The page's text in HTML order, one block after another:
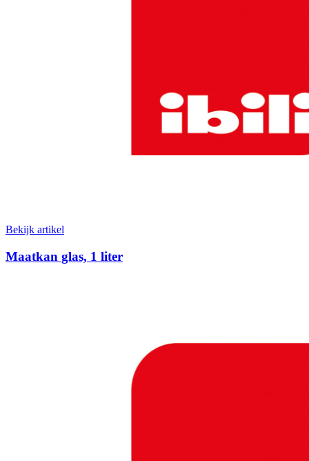
Bekijk artikel
Maatkan glas, 1 liter